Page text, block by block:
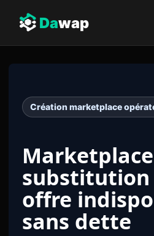
Dawap
Création marketplace
substitution
offre
sans dette